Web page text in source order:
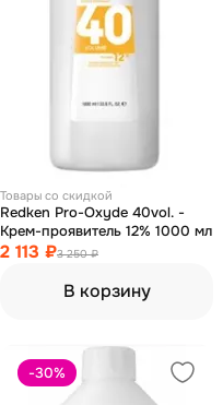
Товары со скидкой
Redken Pro-Oxyde 40vol. -
Крем-проявитель 12% 1000 мл
2 113 ₽3 250 ₽
В корзину
-30%